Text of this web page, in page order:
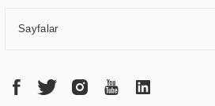
Sayfalar